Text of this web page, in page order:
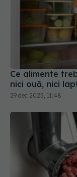
Ce alimente
nici ouă, nici
29 dec 2025, 11:48